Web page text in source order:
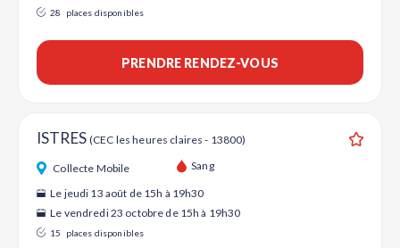
28 places disponibles
PRENDRE RENDEZ-VOUS
ISTRES (CEC les heures claires - 13800)
Collecte Mobile Sang
Le jeudi 13 août de 15h à 19h30
Le vendredi 23 octobre de 15h à 19h30
15 places disponibles